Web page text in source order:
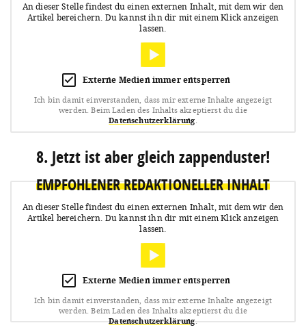
An dieser Stelle findest du einen externen Inhalt, mit dem wir den
Artikel bereichern. Du kannst ihn dir mit einem Klick anzeigen
lassen.
Externe Medien immer entsperren
Ich bin damit einverstanden, dass mir externe Inhalte angezeigt
werden. Beim Laden des Inhalts akzeptierst du die
Datenschutzerklärung.
8. Jetzt ist aber gleich zappenduster!
EMPFOHLENER REDAKTIONELLER INHALT
An dieser Stelle findest du einen externen Inhalt, mit dem wir den
Artikel bereichern. Du kannst ihn dir mit einem Klick anzeigen
lassen.
Externe Medien immer entsperren
Ich bin damit einverstanden, dass mir externe Inhalte angezeigt
werden. Beim Laden des Inhalts akzeptierst du die
Datenschutzerklärung.